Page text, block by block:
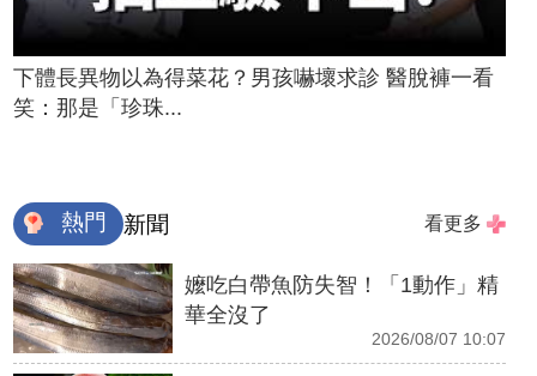
下體長異物以為得菜花？男孩嚇壞求診 醫脫褲一看
笑：那是「珍珠...
熱門 新聞 看更多
嬤吃白帶魚防失智！「1動作」精
華全沒了
2026/08/07 10:07